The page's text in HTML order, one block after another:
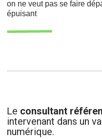
on ne veut pas se faire
épuisant
Le consultant
intervenant dans un
numérique.